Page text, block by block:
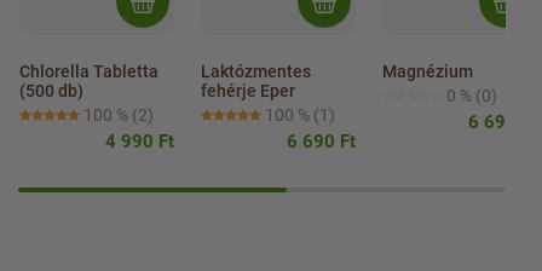
Chlorella Tabletta
(500 db)
100 % (2)
4 990 Ft
Laktózmentes
fehérje Eper
100 % (1)
6 690 Ft
Magnézium
0 % (0)
6 690 Ft